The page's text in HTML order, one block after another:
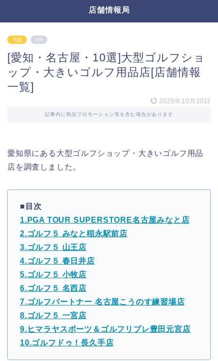
店舗情報局
大阪 PR
[愛知・名古屋・10選]大型ゴルフショ
ップ・大きいゴルフ用品店[店舗情報
一覧]
2025年10月20日
記事内に商品プロモーション等を含む場合があります
愛知県にある大型ゴルフショップ・大きいゴルフ用品
店を調査しました。
■目次
1.PGA TOUR SUPERSTORE名古屋みなと店
2.ゴルフ５ みなと稲永駅前店
3.ゴルフ５ 山王店
4.ゴルフ５ 春日井店
5.ゴルフ５ 小牧店
6.ゴルフ５ 名西店
7.ゴルフパートナー 名古屋こうのす練習場店
8.ゴルフ５ 一宮店
9.ヒマラヤスポーツ＆ゴルフリブレ豊田元宮店
10.ゴルフドゥ！長久手店